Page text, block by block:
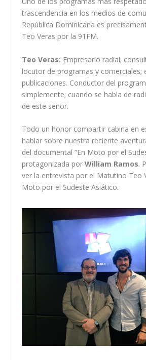
trascendencia en los medios de
República Dominicana es
Teo Veras por la 91FM.
Teo Veras: Empresario radial;
locutor de programas y comerciales;
publicaciones. Conductor del
simplemente; cuando se habla de
de este señor.
Todo un honor compartir cabina en
hablar sobre nuestra reciente
del documental “En Moto por el
protagonizada por William Ramos.
ver la entrevista por el Matutino Teo
Moto por el Sudeste Asiático.